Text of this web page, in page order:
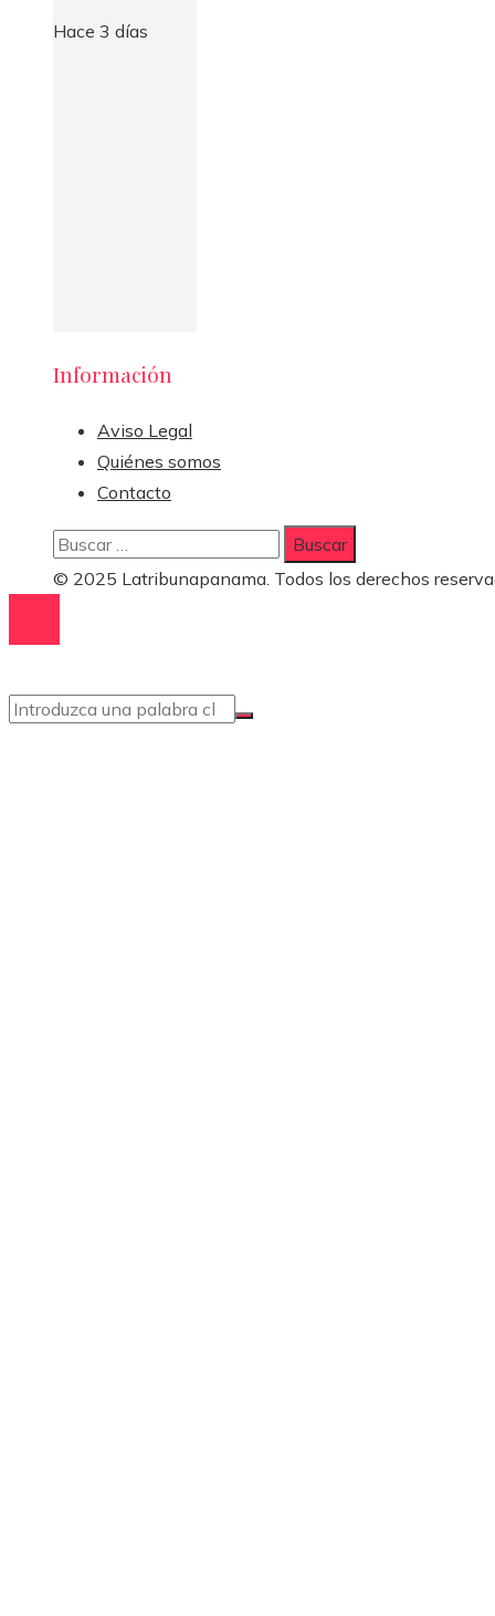
Hace 3 días
Información
Aviso Legal
Quiénes somos
Contacto
Buscar:
© 2025 Latribunapanama. Todos los derechos